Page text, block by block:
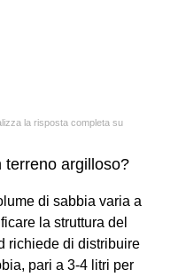
la risposta completa su
terreno argilloso?
di sabbia varia a
la struttura del
richiede di distribuire
pari a 3-4 litri per